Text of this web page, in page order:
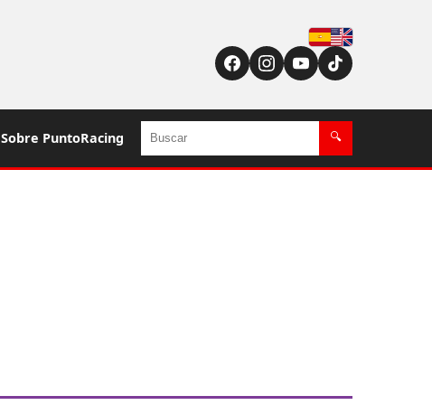
Español
English (US / UK)
Sobre PuntoRacing Buscar 🔍